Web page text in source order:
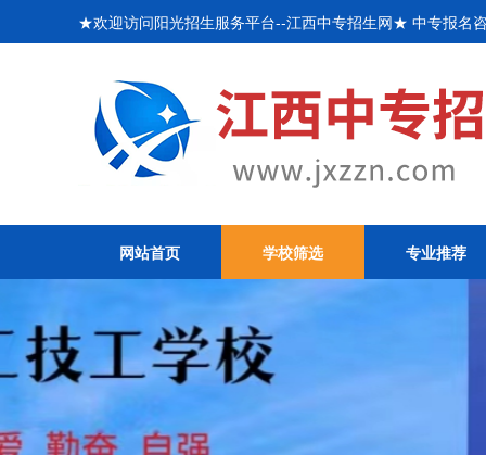
★欢迎访问阳光招生服务平台--江西中专招生网★ 中专报名
网站首页 学校筛选 专业推荐